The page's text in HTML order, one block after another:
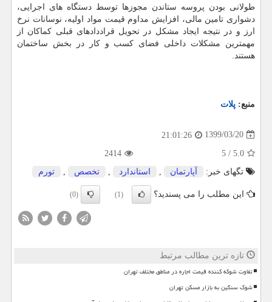
طولانی بودن پروسه ستاندن مجوزها توسط دستگاه های اجرایی،
دشواری تامین مالی، افزایش مداوم قیمت مواد اولیه، نوسانات نرخ
ارز و در نتیجه ایجاد مشکل در تحویل قراددادهای قبلی کماکان از
مهمترین مشکلات داخلی فضای کسب و کار در بخش ساختمان
هستند.
منبع: پلات
1399/03/20
21:01:26
5.0
/
5
2414
تگهای خبر:
آپارتمان استاندارد تخصص تورم
این مطلب را می پسندید؟ (1)
(0)
تازه ترین مطالب مرتبط
تفاوت شوکه کننده قیمت اجاره در مناطق مختلف تهران
شوک سنگین به بازار مسکن تهران